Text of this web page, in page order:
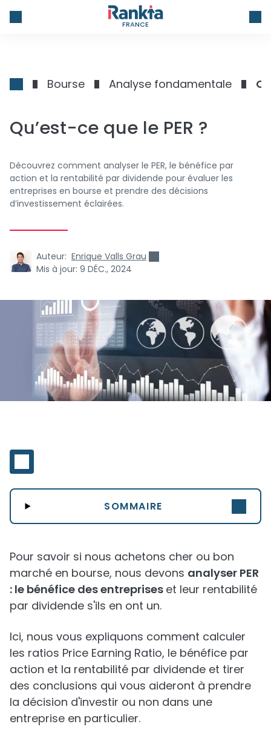
FRANCE
Bourse Analyse fondamentale
Qu’est-ce que le PER ?
Découvrez comment analyser le PER, le bénéfice par
action et la rentabilité par dividende pour évaluer les
entreprises en bourse et prendre des décisions
d’investissement éclairées.
Auteur: Enrique Valls Grau
Mis à jour: 9 DÉC., 2024
SOMMAIRE
Pour savoir si nous achetons cher ou bon
marché en bourse, nous devons analyser PER
: le bénéfice des entreprises et leur rentabilité
par dividende s'ils en ont un.
Ici, nous vous expliquons comment calculer
les ratios Price Earning Ratio, le bénéfice par
action et la rentabilité par dividende et tirer
des conclusions qui vous aideront à prendre
la décision d'investir ou non dans une
entreprise en particulier.